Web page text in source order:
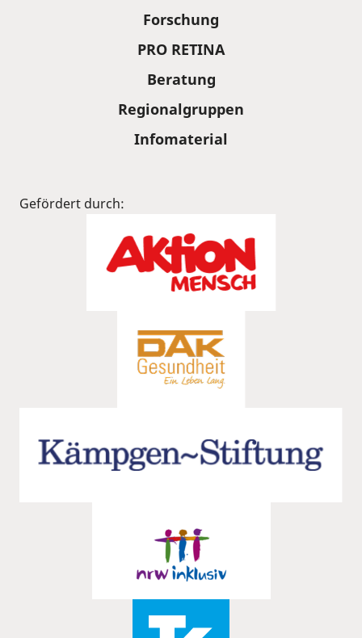
Forschung
PRO RETINA
Beratung
Regionalgruppen
Infomaterial
Gefördert durch: